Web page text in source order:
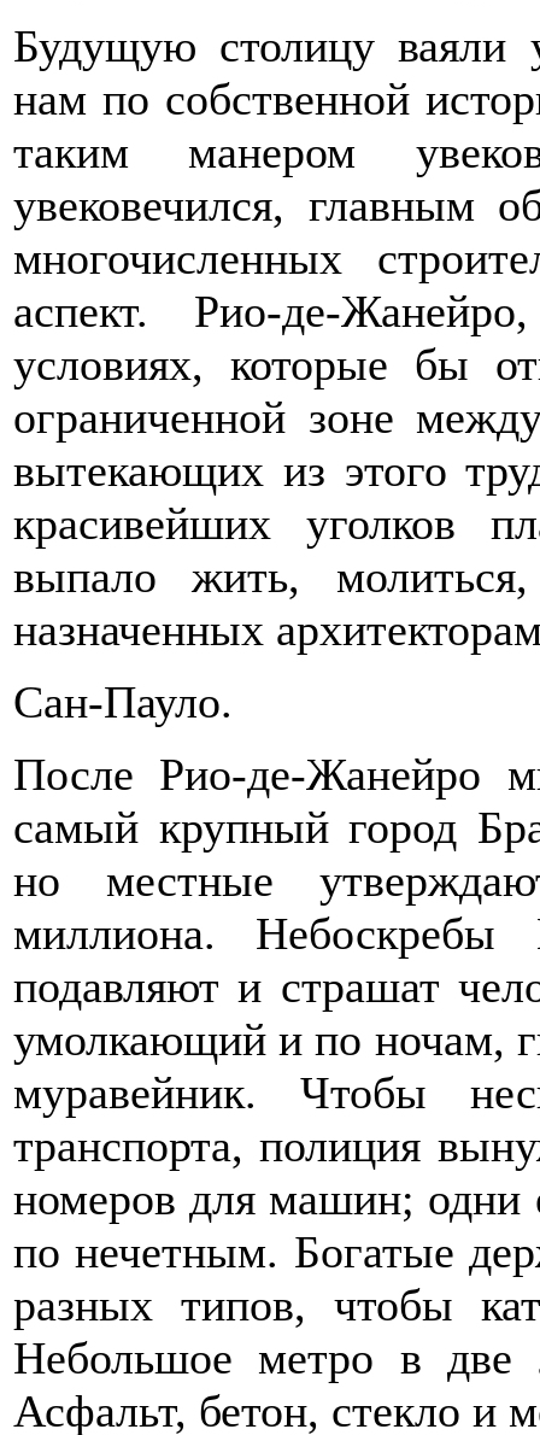
Будущую столицу ваяли
нам по собственной
таким манером
увековечился, главным
многочисленных
аспект. Рио-де-
условиях, которые бы
ограниченной зоне
вытекающих из этого
красивейших уголков
выпало жить,
назначенных
Сан-Пауло.
После Рио-де-Жанейро
самый крупный город
но местные
миллиона. Небоскребы
подавляют и страшат
умолкающий и по ночам,
муравейник. Чтобы
транспорта, полиция
номеров для машин; одни
по нечетным. Богатые
разных типов, чтобы
Небольшое метро в две
Асфальт, бетон, стекло и